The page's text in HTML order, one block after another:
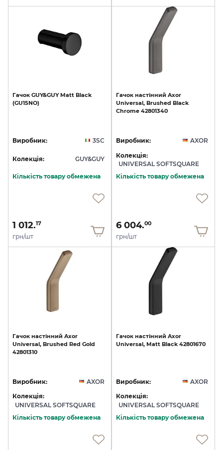
Гачок GUY&GUY Matt Black
(GU15NO)
Виробник: 3SC
Колекція: GUY&GUY
Кількість товару обмежена
1 012.17
грн/шт
Гачок настінний Axor
Universal, Brushed Black
Chrome 42801340
Виробник:
AXOR
Колекція:
UNIVERSAL SOFTSQUARE
Кількість товару обмежена
6 004.00
грн/шт
Гачок настінний Axor
Universal, Brushed Red Gold
42801310
Виробник:
AXOR
Колекція:
UNIVERSAL SOFTSQUARE
Кількість товару обмежена
Гачок настінний Axor
Universal, Matt Black 42801670
Виробник:
AXOR
Колекція:
UNIVERSAL SOFTSQUARE
Кількість товару обмежена